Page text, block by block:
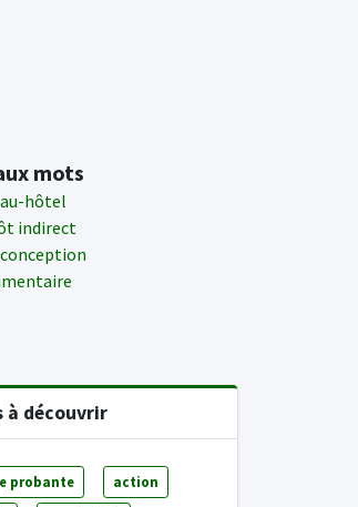
mots
hôtel
indirect
à découvrir
probante action